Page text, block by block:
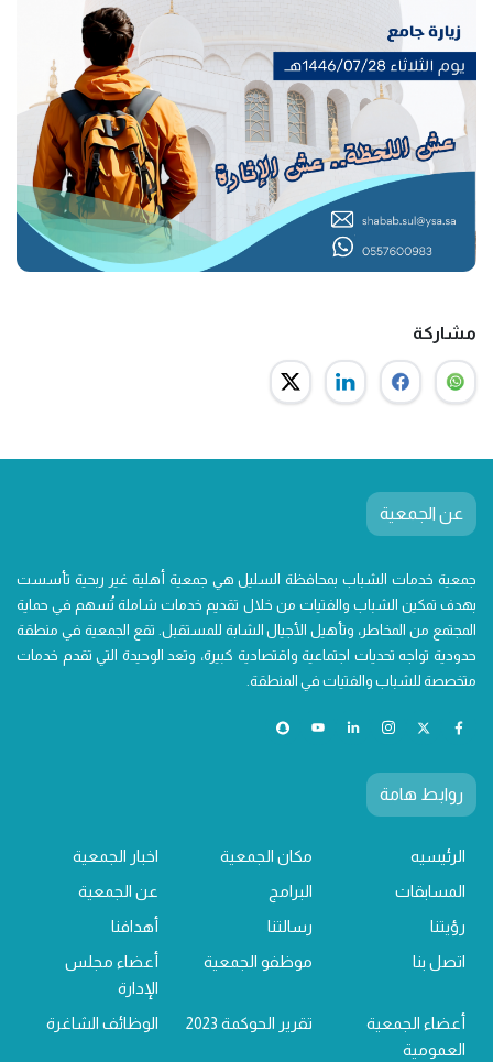
مشاركة
عن الجمعية
جمعية خدمات الشباب بمحافظة السليل هي جمعية أهلية غير ربحية تأسست
بهدف تمكين الشباب والفتيات من خلال تقديم خدمات شاملة تُسهم في حماية
المجتمع من المخاطر، وتأهيل الأجيال الشابة للمستقبل. تقع الجمعية في منطقة
حدودية تواجه تحديات اجتماعية واقتصادية كبيرة، وتعد الوحيدة التي تقدم خدمات
متخصصة للشباب والفتيات في المنطقة.
روابط هامة
الرئيسيه مكان الجمعية
اخبار الجمعية
المسابقات
البرامج
عن الجمعية
رؤيتنا
رسالتنا
أهدافنا
اتصل بنا
موظفو الجمعية
أعضاء مجلس
الإدارة
أعضاء الجمعية
العمومية
تقرير الحوكمة 2023 الوظائف الشاغرة